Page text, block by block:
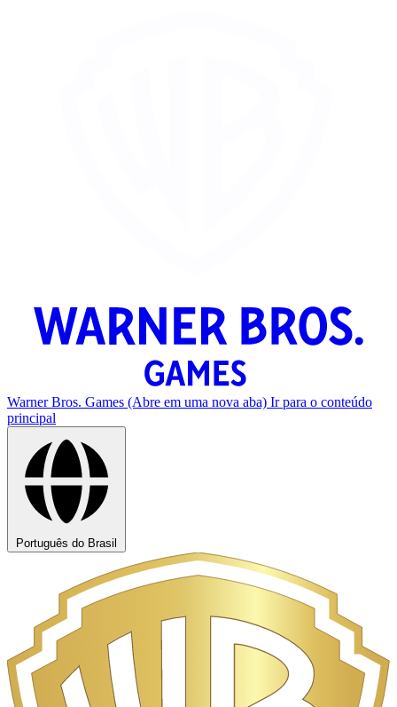
Warner Bros. Games (Abre em uma nova aba) Ir para o conteúdo
principal
Português do Brasil